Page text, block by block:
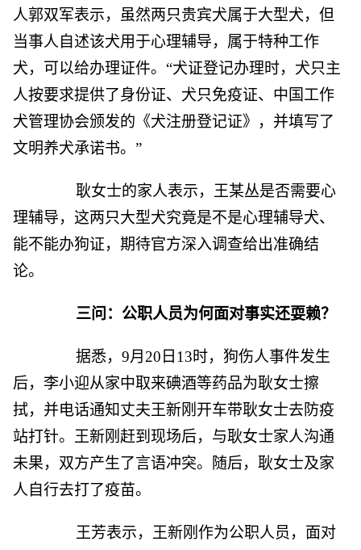
人郭双军表示，虽然两只贵宾犬属于大型犬，但
当事人自述该犬用于心理辅导，属于特种工作
犬，可以给办理证件。“犬证登记办理时，犬只主
人按要求提供了身份证、犬只免疫证、中国工作
犬管理协会颁发的《犬注册登记证》，并填写了
文明养犬承诺书。”
耿女士的家人表示，王某丛是否需要心
理辅导，这两只大型犬究竟是不是心理辅导犬、
能不能办狗证，期待官方深入调查给出准确结
论。
三问：公职人员为何面对事实还耍赖？
据悉，9月20日13时，狗伤人事件发生
后，李小迎从家中取来碘酒等药品为耿女士擦
拭，并电话通知丈夫王新刚开车带耿女士去防疫
站打针。王新刚赶到现场后，与耿女士家人沟通
未果，双方产生了言语冲突。随后，耿女士及家
人自行去打了疫苗。
王芳表示，王新刚作为公职人员，面对